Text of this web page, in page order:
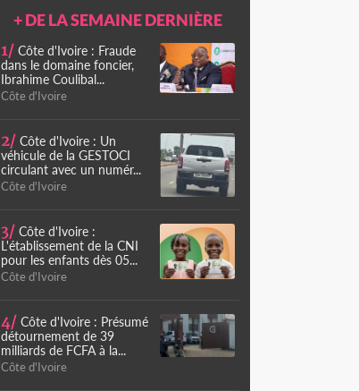
+ DE LA SEMAINE DERNIÈRE
1/ Côte d'Ivoire : Fraude
dans le domaine foncier,
Ibrahime Coulibal...
Côte d'Ivoire
2/ Côte d'Ivoire : Un
véhicule de la GESTOCI
circulant avec un numér...
Côte d'Ivoire
3/ Côte d'Ivoire :
L'établissement de la CNI
pour les enfants dès 05...
Côte d'Ivoire
4/ Côte d'Ivoire : Présumé
détournement de 39
milliards de FCFA à la...
Côte d'Ivoire